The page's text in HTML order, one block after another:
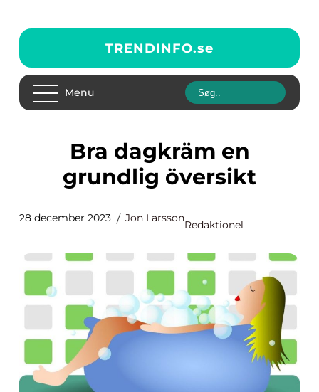
TRENDINFO.se
Menu
Bra dagkräm en
grundlig översikt
28 december 2023 Jon Larsson
Redaktionel